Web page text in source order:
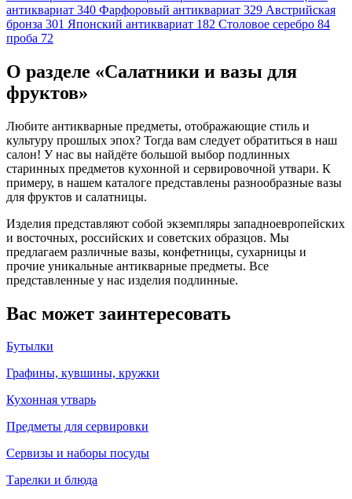
антиквариат 340 Фарфоровый антиквариат 329 Австрийская
бронза 301 Японский антиквариат 182 Столовое серебро 84
проба 72
О разделе «Салатники и вазы для
фруктов»
Любите антикварные предметы, отображающие стиль и
культуру прошлых эпох? Тогда вам следует обратиться в наш
салон! У нас вы найдёте большой выбор подлинных
старинных предметов кухонной и сервировочной утвари. К
примеру, в нашем каталоге представлены разнообразные вазы
для фруктов и салатницы.
Изделия представляют собой экземпляры западноевропейских
и восточных, российских и советских образцов. Мы
предлагаем различные вазы, конфетницы, сухарницы и
прочие уникальные антикварные предметы. Все
представленные у нас изделия подлинные.
Вас может заинтересовать
Бутылки
Графины, кувшины, кружки
Кухонная утварь
Предметы для сервировки
Сервизы и наборы посуды
Тарелки и блюда